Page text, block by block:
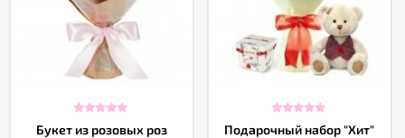
Букет из розовых роз Подарочный набор "Хит"